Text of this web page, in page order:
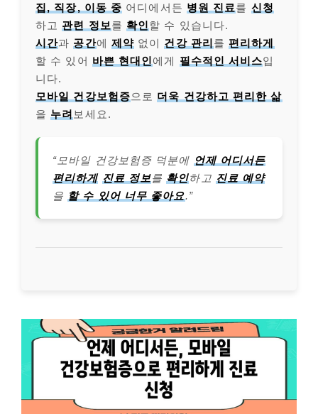
집, 직장, 이동 중 어디에서든 병원 진료를 신청
하고 관련 정보 를 확인 할 수 있습니다.
시간과 공간에 제약 없이 건강 관리 를편리하게
할 수 있어 바쁜 현대인 에게 필수적인 서비스입
니다.
모바일 건강보험증으로 더욱 건강하고 편리한 삶
을 누려 보세요.
“모바일 건강보험증 덕분에 언제 어디서든
편리하게 진료 정보를 확인하고 진료 예약
을 할 수 있어 너무 좋아요.”